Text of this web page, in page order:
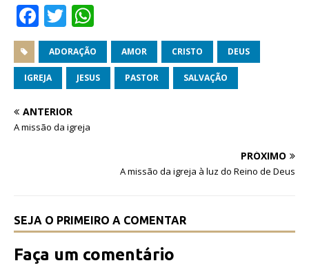
F
a
c
e
b
o
T
w
it
te
r
h
at
s
ADORAÇÃO AMOR CRISTO DEUS
IGREJA JESUS PASTOR SALVAÇÃO
ANTERIOR
A missão da igreja
PRÓXIMO
A missão da igreja à luz do Reino de Deus
SEJA O PRIMEIRO A COMENTAR
Faça um comentário